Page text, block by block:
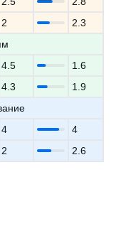
2
2.3
4.5
1.6
4.3
1.9
4
4
2 2.6